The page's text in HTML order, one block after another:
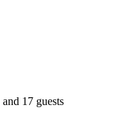
and 17 guests